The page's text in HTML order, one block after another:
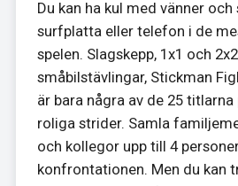
Du kan ha kul med vänner och
surfplatta eller telefon i de
spelen. Slagskepp, 1x1 och
småbilstävlingar, Stickman
är bara några av de 25
roliga strider. Samla
och kollegor upp till 4
konfrontationen. Men du kan